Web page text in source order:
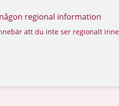
regional information
att du inte ser regionalt